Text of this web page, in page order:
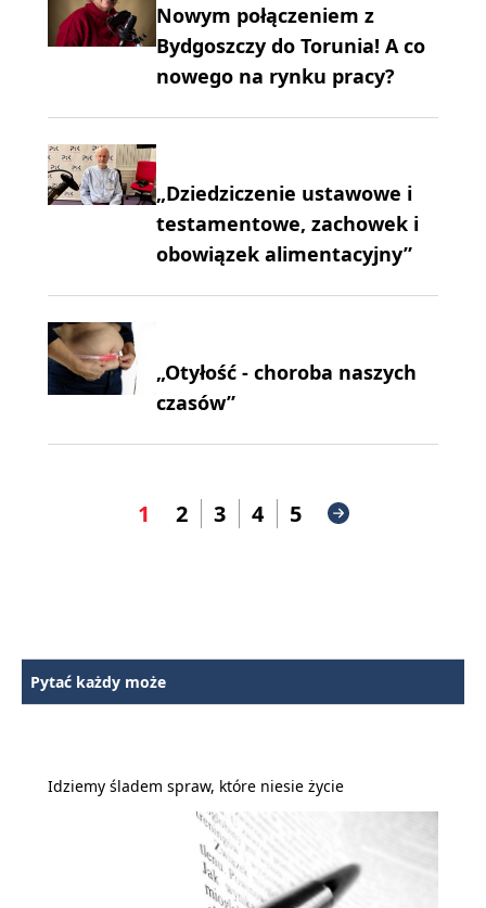
Nowym połączeniem z
Bydgoszczy do Torunia! A co
nowego na rynku pracy?
„Dziedziczenie ustawowe i
testamentowe, zachowek i
obowiązek alimentacyjny”
„Otyłość - choroba naszych
czasów”
1 2 3 4 5
Pytać każdy może
Idziemy śladem spraw, które niesie życie